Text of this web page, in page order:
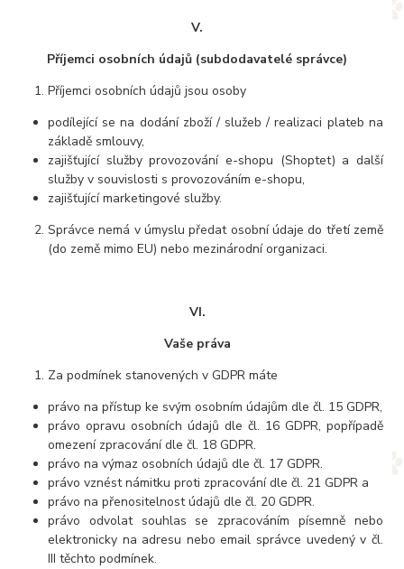
V.
Příjemci osobních údajů (subdodavatelé správce)
Příjemci osobních údajů jsou osoby
podílející se na dodání zboží / služeb / realizaci plateb na
základě smlouvy,
zajišťující služby provozování e-shopu (Shoptet) a další
služby v souvislosti s provozováním e-shopu,
zajišťující marketingové služby.
Správce nemá v úmyslu předat osobní údaje do třetí země
(do země mimo EU) nebo mezinárodní organizaci.
VI.
Vaše práva
Za podmínek stanovených v GDPR máte
právo na přístup ke svým osobním údajům dle čl. 15 GDPR,
právo opravu osobních údajů dle čl. 16 GDPR, popřípadě
omezení zpracování dle čl. 18 GDPR.
právo na výmaz osobních údajů dle čl. 17 GDPR.
právo vznést námitku proti zpracování dle čl. 21 GDPR a
právo na přenositelnost údajů dle čl. 20 GDPR.
právo odvolat souhlas se zpracováním písemně nebo
elektronicky na adresu nebo email správce uvedený v čl.
III těchto podmínek.